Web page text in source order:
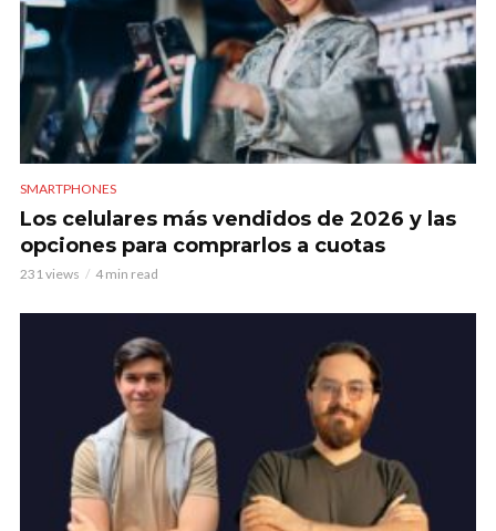
SMARTPHONES
Los celulares más vendidos de 2026 y las
opciones para comprarlos a cuotas
231 views 4 min read